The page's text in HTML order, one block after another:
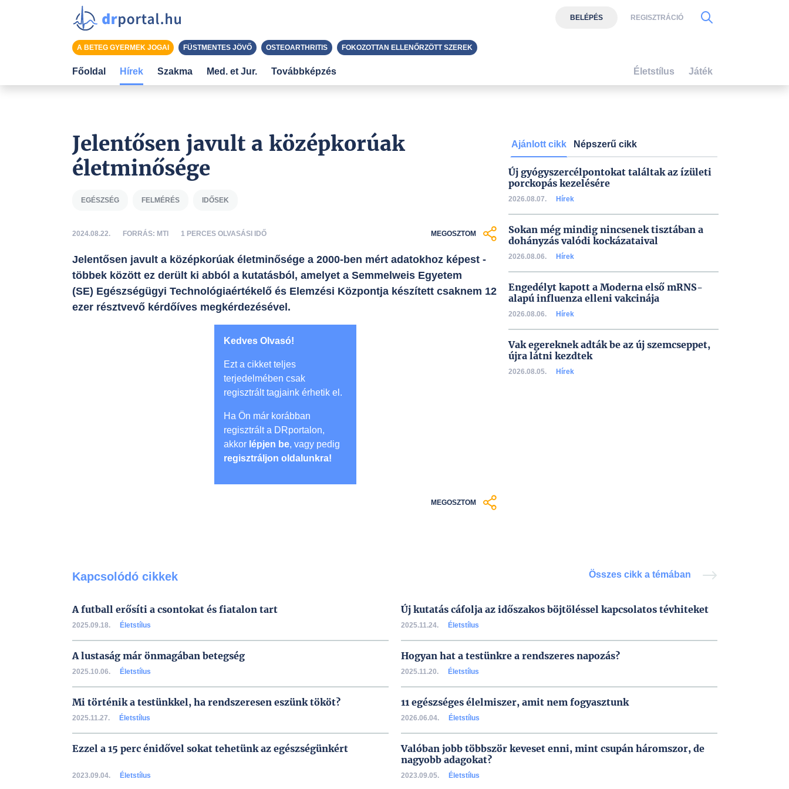
Jelentősen javult a középkorúak
életminősége
EGÉSZSÉG FELMÉRÉS IDŐSEK
2024.08.22. FORRÁS: MTI 1 PERCES OLVASÁSI IDŐ MEGOSZTOM
Jelentősen javult a középkorúak életminősége a 2000-ben mért adatokhoz képest -
többek között ez derült ki abból a kutatásból, amelyet a Semmelweis Egyetem
(SE) Egészségügyi Technológiaértékelő és Elemzési Központja készített csaknem 12
ezer résztvevő kérdőíves megkérdezésével.
Kedves Olvasó!
Ezt a cikket teljes
terjedelmében csak
regisztrált tagjaink érhetik el.
Ha Ön már korábban
regisztrált a DRportalon,
akkor lépjen be, vagy pedig
regisztráljon oldalunkra!
MEGOSZTOM
Ajánlott cikk Népszerű cikk
Új gyógyszercélpontokat találtak az ízületi
porckopás kezelésére
2026.08.07. Hírek
Sokan még mindig nincsenek tisztában a
dohányzás valódi kockázataival
2026.08.06. Hírek
Engedélyt kapott a Moderna első mRNS-
alapú influenza elleni vakcinája
2026.08.06. Hírek
Vak egereknek adták be az új szemcseppet,
újra látni kezdtek
2026.08.05. Hírek
Kapcsolódó cikkek Összes cikk a témában
A futball erősíti a csontokat és fiatalon tart
2025.09.18. Életstílus
Új kutatás cáfolja az időszakos böjtöléssel kapcsolatos tévhiteket
2025.11.24. Életstílus
A lustaság már önmagában betegség
2025.10.06. Életstílus
Hogyan hat a testünkre a rendszeres napozás?
2025.11.20. Életstílus
Mi történik a testünkkel, ha rendszeresen eszünk tököt?
2025.11.27. Életstílus
11 egészséges élelmiszer, amit nem fogyasztunk
2026.06.04. Életstílus
Ezzel a 15 perc énidővel sokat tehetünk az egészségünkért
2023.09.04. Életstílus
Valóban jobb többször keveset enni, mint csupán háromszor, de
nagyobb adagokat?
2023.09.05. Életstílus
BELÉPÉS REGISZTRÁCIÓ
A BETEG GYERMEK JOGAI FÜSTMENTES JÖVŐ OSTEOARTHRITIS FOKOZOTTAN ELLENŐRZÖTT SZEREK
Főoldal Hírek Szakma Med. et Jur. Továbbképzés Életstílus Játék